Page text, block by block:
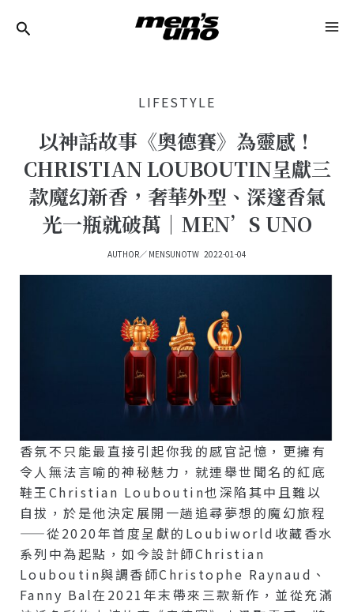
LIFESTYLE
以神話故事《奧德賽》為靈感！
CHRISTIAN LOUBOUTIN呈獻三
款魔幻新香，奢華外型、深邃香氣
光一瓶就破萬｜MEN’S UNO
AUTHOR／ MENSUNOTW 2022-01-04
香氛不只能最直接引起你我的感官記憶，更擁有
令人無法言喻的神秘魅力，就連舉世聞名的紅底
鞋王Christian Louboutin也深陷其中且難以
自拔，於是他決定展開一趟追尋夢想的魔幻旅程
——從2020年首度呈獻的Loubiworld收藏香水
系列中為起點，如今設計師Christian
Louboutin與調香師Christophe Raynaud、
Fanny Bal在2021年末帶來三款新作，並從充滿
Navigation